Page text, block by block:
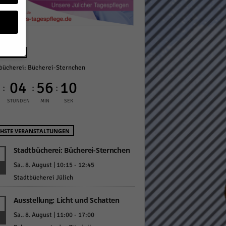
Bücherei-Sternchen
: 04
STUNDEN
: 56
MIN
: 09
SEK
VERANSTALTUNGEN
Stadtbücherei: Bücherei-Sternchen
Sa.. 8. August | 10:15 - 12:45
Stadtbücherei Jülich
Ausstellung: Licht und Schatten
Sa.. 8. August | 11:00- 17:00
z.
Zurück